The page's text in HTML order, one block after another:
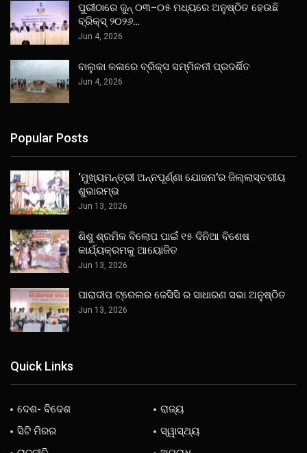
ପୁରୀଠାରେ ଜୁନ୍ ୦୩–୦୫ ମଧ୍ୟରେ ଅନୁଷ୍ଠିତ ହେଉଛି
ବ୍ରିକ୍ସ୍ ୨୦୨୬…
Jun 4, 2026
ବାଲୁକା କଳାରେ ବ୍ରିକ୍ସ ସମ୍ମିଳନୀ ପ୍ରଦର୍ଶିତ
Jun 4, 2026
Popular Posts
‘ମୁଖ୍ୟମନ୍ତ୍ରୀ ଅନ୍ନପୂର୍ଣ୍ଣା ଯୋଜନା’ର ଜିଲ୍ଲାସ୍ତରୀୟ
ଶୁଭାରମ୍ଭ
Jun 13, 2026
ଶିଶୁ ଶ୍ରମିକ ବିଲୋପ ପାଇଁ ୧୫ ଦିନିଆ ବିଶେଷ
କାର୍ଯ୍ୟକ୍ରମକୁ ଆୟୋଜିତ
Jun 13, 2026
ପାରାଦୀପ ଟ୍ରେଲର ଜେସିସି ର ସାଧାରଣ ସଭା ଅନୁଷ୍ଠିତ
Jun 13, 2026
Quick Links
ଦେଶ- ବିଦେଶ
ରାଜ୍ୟ
ସିଟି ମିରର
ସ୍ୱାସ୍ଥ୍ୟ